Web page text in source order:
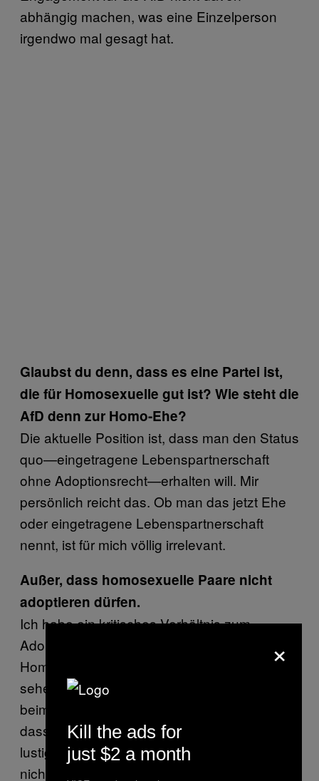
abhängig machen, was eine Einzelperson
irgendwo mal gesagt hat.
Glaubst du denn, dass es eine Partei ist,
die für Homosexuelle gut ist? Wie steht die
AfD denn zur Homo-Ehe?
Die aktuelle Position ist, dass man den Status
quo—eingetragene Lebenspartnerschaft
ohne Adoptionsrecht—erhalten will. Mir
persönlich reicht das. Ob man das jetzt Ehe
oder eingetragene Lebenspartnerschaft
nennt, ist für mich völlig irrelevant.
Außer, dass homosexuelle Paare nicht
adoptieren dürfen.
Ich habe ein kritisches Verhältnis zum
Adoptionsrecht. Ich weiß, dass es
Homosexuelle bei uns gibt, die das anders
sehen und eine Gleichstellung wollen. Aber
beim Adoptionsrecht geht es nicht darum,
dass jeder einfach adoptieren kann, wie er
lustig ist. Das hat in meinen Augen auch
nichts mit Diskriminierung zu tun. Man muss
×
Kill the ads for
just $2 a month